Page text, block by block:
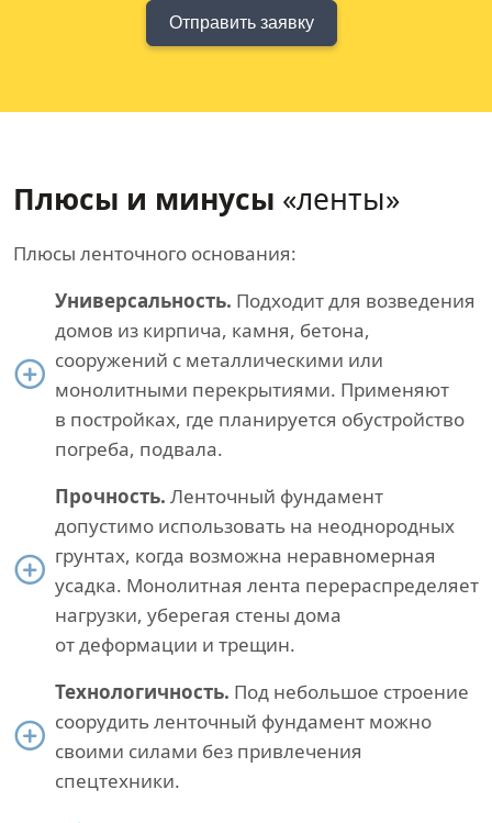
Отправить заявку
Плюсы и минусы «ленты»
Плюсы ленточного основания:
Универсальность. Подходит для возведения
домов из кирпича, камня, бетона,
сооружений с металлическими или
монолитными перекрытиями. Применяют
в постройках, где планируется обустройство
погреба, подвала.
Прочность. Ленточный фундамент
допустимо использовать на неоднородных
грунтах, когда возможна неравномерная
усадка. Монолитная лента перераспределяет
нагрузки, уберегая стены дома
от деформации и трещин.
Технологичность. Под небольшое строение
соорудить ленточный фундамент можно
своими силами без привлечения
спецтехники.